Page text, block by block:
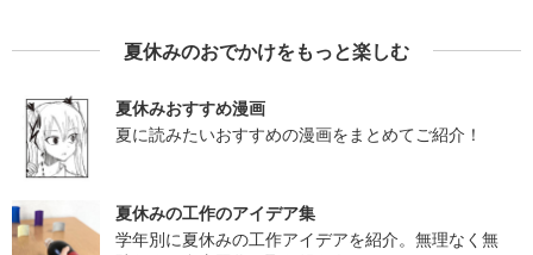
夏休みのおでかけをもっと楽しむ
夏休みおすすめ漫画
夏に読みたいおすすめの漫画をまとめてご紹介！
夏休みの工作のアイデア集
学年別に夏休みの工作アイデアを紹介。無理なく無